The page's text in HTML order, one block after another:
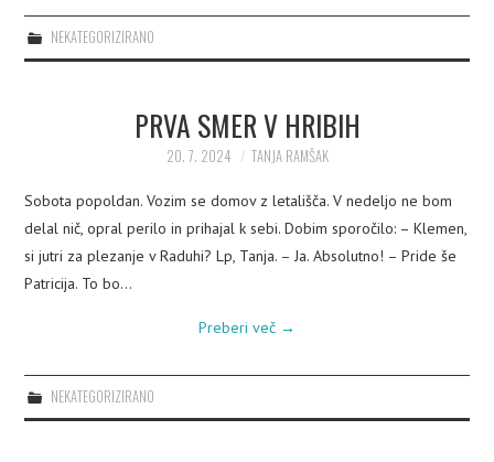
NEKATEGORIZIRANO
PRVA SMER V HRIBIH
20. 7. 2024 TANJA RAMŠAK
Sobota popoldan. Vozim se domov z letališča. V nedeljo ne bom
delal nič, opral perilo in prihajal k sebi. Dobim sporočilo: – Klemen,
si jutri za plezanje v Raduhi? Lp, Tanja. – Ja. Absolutno! – Pride še
Patricija. To bo…
Preberi več →
NEKATEGORIZIRANO